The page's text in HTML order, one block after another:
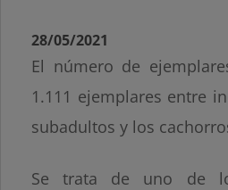
28/05/2021
El número de
1.111 ejemplares entre
subadultos y los
Se trata de uno de